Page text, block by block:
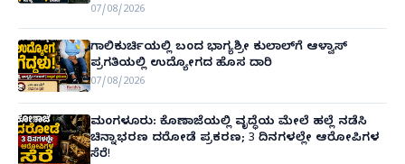
07/08/2026
ಗಾಲಿಕುರ್ಚಿಯಲ್ಲಿ ಬಂದ ಭಾಗ್ಯಶ್ರೀ ಕುಲಾಲ್‌ಗೆ ಆಳ್ವಾಸ್
ಪ್ರಗತಿಯಲ್ಲಿ ಉದ್ಯೋಗದ ಹೊಸ ದಾರಿ
07/08/2026
ಮಂಗಳೂರು: ಕೊಣಾಜೆಯಲ್ಲಿ ವೃದ್ಧೆಯ ಮೇಲೆ ಹಲ್ಲೆ ನಡೆಸಿ
ಚಿನ್ನಾಭರಣ ದರೋಡೆ ಪ್ರಕರಣ; 3 ದಿನಗಳಲ್ಲೇ ಆರೋಪಿಗಳ
ಸೆರೆ!